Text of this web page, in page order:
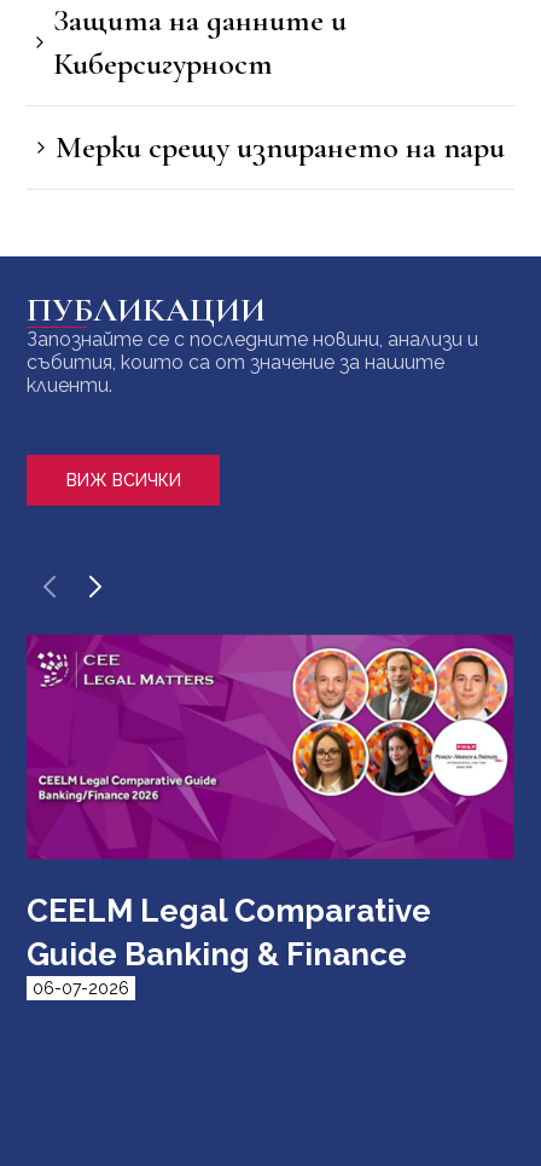
Защита на данните и
Киберсигурност
Мерки срещу изпирането на пари
ПУБЛИКАЦИИ
Запознайте се с последните новини, анализи и
събития, които са от значение за нашите
клиенти.
ВИЖ ВСИЧКИ
CEELM Legal Comparative
Guide Banking & Finance
06-07-2026